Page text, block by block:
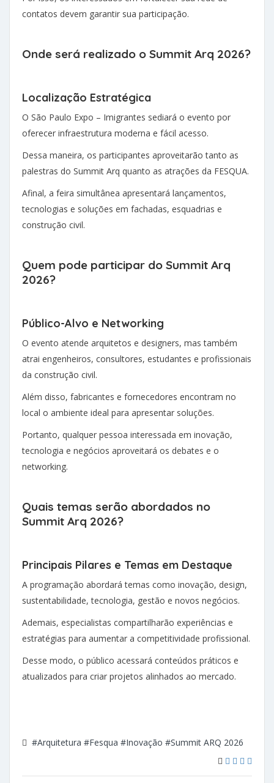
contatos devem garantir sua participação.
Onde será realizado o Summit Arq 2026?
Localização Estratégica
O São Paulo Expo – Imigrantes sediará o evento por
oferecer infraestrutura moderna e fácil acesso.
Dessa maneira, os participantes aproveitarão tanto as
palestras do Summit Arq quanto as atrações da FESQUA.
Afinal, a feira simultânea apresentará lançamentos,
tecnologias e soluções em fachadas, esquadrias e
construção civil.
Quem pode participar do Summit Arq
2026?
Público-Alvo e Networking
O evento atende arquitetos e designers, mas também
atrai engenheiros, consultores, estudantes e profissionais
da construção civil.
Além disso, fabricantes e fornecedores encontram no
local o ambiente ideal para apresentar soluções.
Portanto, qualquer pessoa interessada em inovação,
tecnologia e negócios aproveitará os debates e o
networking.
Quais temas serão abordados no
Summit Arq 2026?
Principais Pilares e Temas em Destaque
A programação abordará temas como inovação, design,
sustentabilidade, tecnologia, gestão e novos negócios.
Ademais, especialistas compartilharão experiências e
estratégias para aumentar a competitividade profissional.
Desse modo, o público acessará conteúdos práticos e
atualizados para criar projetos alinhados ao mercado.
#Arquitetura #Fesqua #Inovação #Summit ARQ 2026